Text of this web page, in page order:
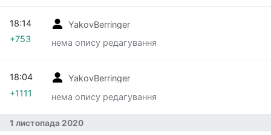
YakovBerringer
нема опису редагування
18:14
+753
YakovBerringer
нема опису редагування
18:04
+1111
1 листопада 2020